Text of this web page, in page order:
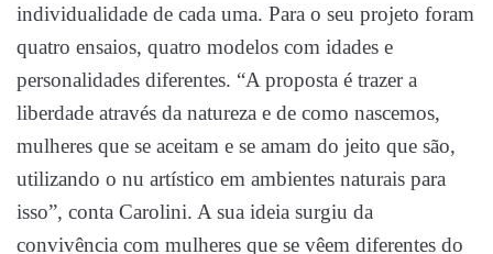
individualidade de cada uma. Para o seu projeto foram
quatro ensaios, quatro modelos com idades e
personalidades diferentes. “A proposta é trazer a
liberdade através da natureza e de como nascemos,
mulheres que se aceitam e se amam do jeito que são,
utilizando o nu artístico em ambientes naturais para
isso”, conta Carolini. A sua ideia surgiu da
convivência com mulheres que se vêem diferentes do